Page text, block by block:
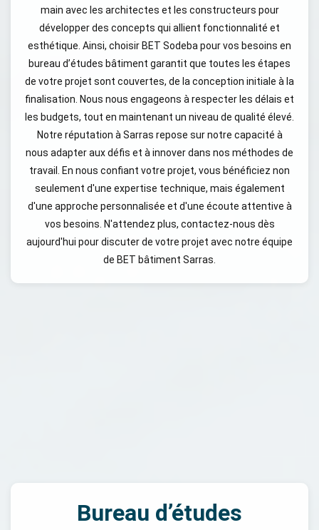
main avec les architectes et les constructeurs pour
développer des concepts qui allient fonctionnalité et
esthétique. Ainsi, choisir BET Sodeba pour vos besoins en
bureau d’études bâtiment garantit que toutes les étapes
de votre projet sont couvertes, de la conception initiale à la
finalisation. Nous nous engageons à respecter les délais et
les budgets, tout en maintenant un niveau de qualité élevé.
Notre réputation à Sarras repose sur notre capacité à
nous adapter aux défis et à innover dans nos méthodes de
travail. En nous confiant votre projet, vous bénéficiez non
seulement d'une expertise technique, mais également
d'une approche personnalisée et d'une écoute attentive à
vos besoins. N'attendez plus, contactez-nous dès
aujourd'hui pour discuter de votre projet avec notre équipe
de BET bâtiment Sarras.
Bureau d’études